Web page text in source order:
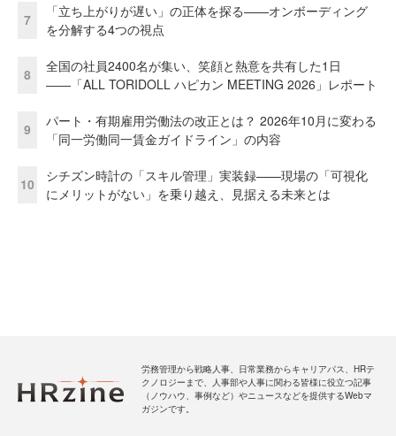
7
「立ち上がりが遅い」の正体を探る——オンボーディング
を分解する4つの視点
8
全国の社員2400名が集い、笑顔と熱意を共有した1日
――「ALL TORIDOLL ハピカン MEETING 2026」レポート
9
パート・有期雇用労働法の改正とは？ 2026年10月に変わる
「同一労働同一賃金ガイドライン」の内容
10
シチズン時計の「スキル管理」実装録——現場の「可視化
にメリットがない」を乗り越え、見据える未来とは
労務管理から戦略人事、日常業務からキャリアパス、HRテ
クノロジーまで、人事部や人事に関わる皆様に役立つ記事
（ノウハウ、事例など）やニュースなどを提供するWebマ
ガジンです。